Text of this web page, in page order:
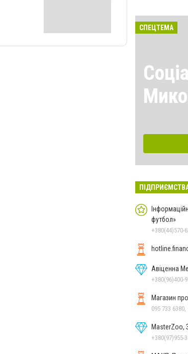
СПЕЦТЕМА
футбол»
+380(44)570-
Авіценна
+380(96)400-
Магазин
095 733
MasterZoo,
+380(97)955-